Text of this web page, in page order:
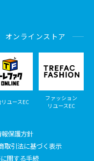
オンラインストア
ユースEC
ファッション
リユースEC
保護方針
取引法に基づく表示
関する手続